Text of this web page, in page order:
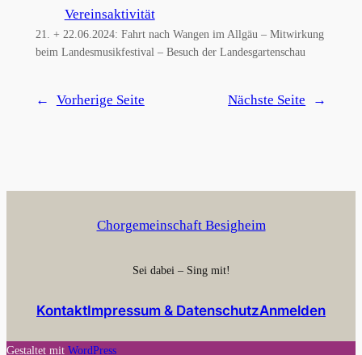
Vereinsaktivität
21. + 22.06.2024: Fahrt nach Wangen im Allgäu – Mitwirkung
beim Landesmusikfestival – Besuch der Landesgartenschau
← Vorherige Seite Nächste Seite →
Chorgemeinschaft Besigheim
Sei dabei – Sing mit!
KontaktImpressum & DatenschutzAnmelden
Gestaltet mit WordPress